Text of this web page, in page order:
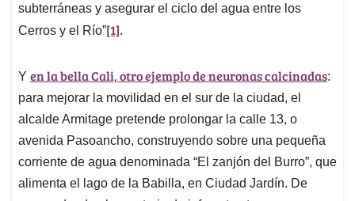
subterráneas y asegurar el ciclo del agua entre los
Cerros y el Río”[1].
Y en la bella Cali, otro ejemplo de neuronas calcinadas:
para mejorar la movilidad en el sur de la ciudad, el
alcalde Armitage pretende prolongar la calle 13, o
avenida Pasoancho, construyendo sobre una pequeña
corriente de agua denominada “El zanjón del Burro”, que
alimenta el lago de la Babilla, en Ciudad Jardín. De